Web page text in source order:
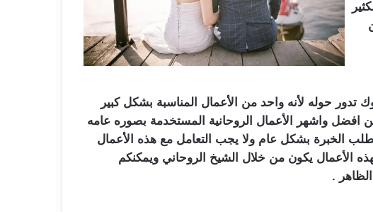
حوله لأنه واحد من الأعمال المناسبة بشكل كبير
افضل واشهر الأعمال الروحانية المستخدمة بصوره عامه
الخبرة بشكل عام ولا يجب التعامل مع هذه الأعمال
الأعمال يكون من خلال الشيخ الروحاني ويمكنكم
.